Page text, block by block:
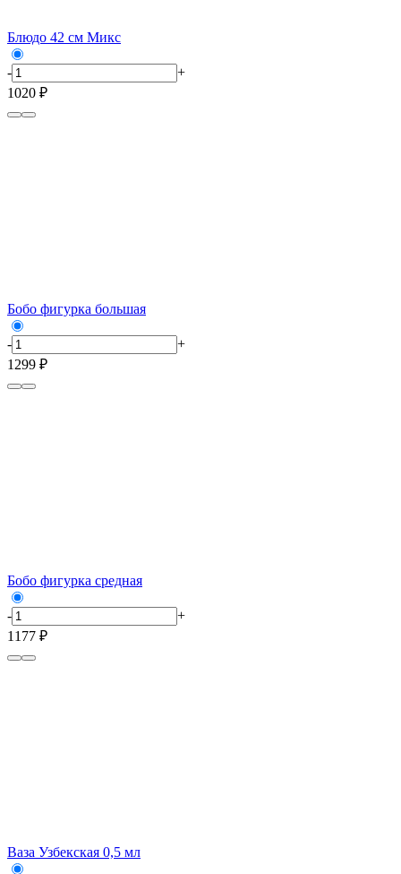
Блюдо 42 см Микс
-
+
1020 ₽
Бобо фигурка большая
-
+
1299 ₽
Бобо фигурка средная
-
+
1177 ₽
Ваза Узбекская 0,5 мл